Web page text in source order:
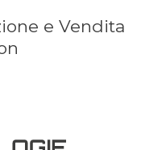
e Vendita